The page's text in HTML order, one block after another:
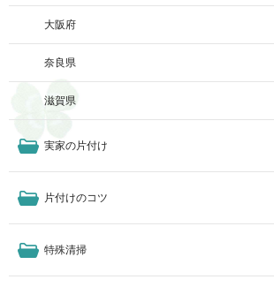
大阪府
奈良県
滋賀県
実家の片付け
片付けのコツ
特殊清掃